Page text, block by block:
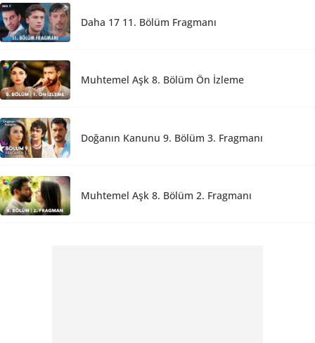
Daha 17 11. Bölüm Fragmanı
Muhtemel Aşk 8. Bölüm Ön İzleme
Doğanın Kanunu 9. Bölüm 3. Fragmanı
Muhtemel Aşk 8. Bölüm 2. Fragmanı